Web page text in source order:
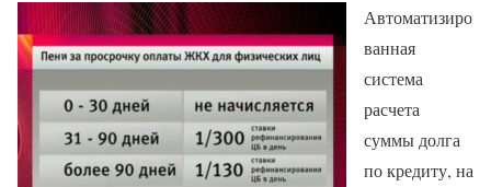
Автоматизиро
ванная
система
расчета
суммы долга
по кредиту, на